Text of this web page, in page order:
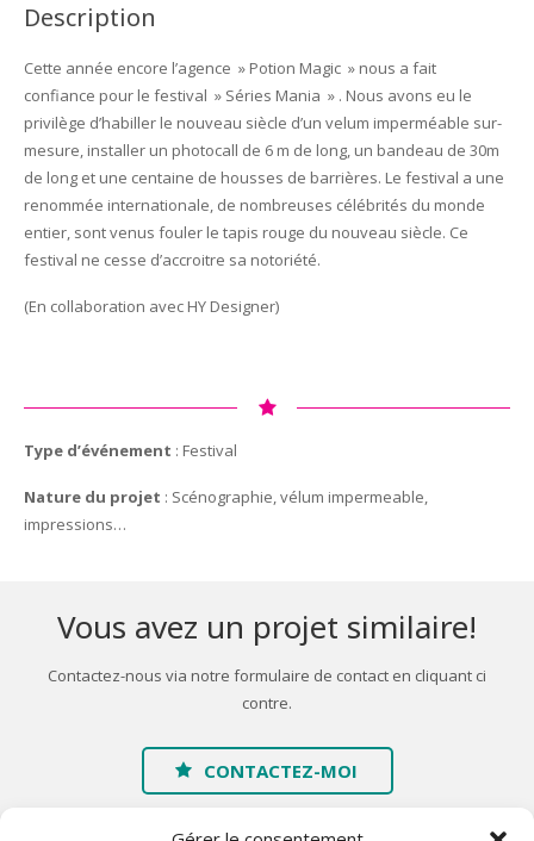
Description
Cette année encore l’agence » Potion Magic » nous a fait
confiance pour le festival » Séries Mania » . Nous avons eu le
privilège d’habiller le nouveau siècle d’un velum imperméable sur-
mesure, installer un photocall de 6 m de long, un bandeau de 30m
de long et une centaine de housses de barrières. Le festival a une
renommée internationale, de nombreuses célébrités du monde
entier, sont venus fouler le tapis rouge du nouveau siècle. Ce
festival ne cesse d’accroitre sa notoriété.
(En collaboration avec HY Designer)
Type d’événement : Festival
Nature du projet : Scénographie, vélum impermeable,
impressions…
Vous avez un projet similaire!
Contactez-nous via notre formulaire de contact en cliquant ci
contre.
CONTACTEZ-MOI